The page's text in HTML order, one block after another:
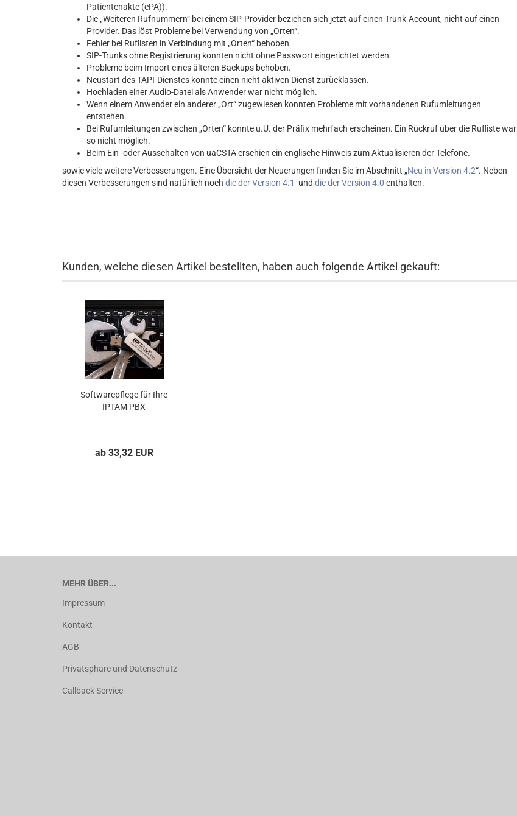
Patientenakte (ePA)).
Die „Weiteren Rufnummern“ bei einem SIP-Provider beziehen sich jetzt auf einen Trunk-Account, nicht auf einen
Provider. Das löst Probleme bei Verwendung von „Orten“.
Fehler bei Ruflisten in Verbindung mit „Orten“ behoben.
SIP-Trunks ohne Registrierung konnten nicht ohne Passwort eingerichtet werden.
Probleme beim Import eines älteren Backups behoben.
Neustart des TAPI-Dienstes konnte einen nicht aktiven Dienst zurücklassen.
Hochladen einer Audio-Datei als Anwender war nicht möglich.
Wenn einem Anwender ein anderer „Ort“ zugewiesen konnten Probleme mit vorhandenen Rufumleitungen
entstehen.
Bei Rufumleitungen zwischen „Orten“ konnte u.U. der Präfix mehrfach erscheinen. Ein Rückruf über die Rufliste war
so nicht möglich.
Beim Ein- oder Ausschalten von uaCSTA erschien ein englische Hinweis zum Aktualisieren der Telefone.
sowie viele weitere Verbesserungen. Eine Übersicht der Neuerungen finden Sie im Abschnitt „Neu in Version 4.2“. Neben
diesen Verbesserungen sind natürlich noch die der Version 4.1 und die der Version 4.0 enthalten.
Kunden, welche diesen Artikel bestellten, haben auch folgende Artikel gekauft:
Softwarepflege für Ihre
IPTAM PBX
ab 33,32 EUR
MEHR ÜBER...
Impressum
Kontakt
AGB
Privatsphäre und Datenschutz
Callback Service